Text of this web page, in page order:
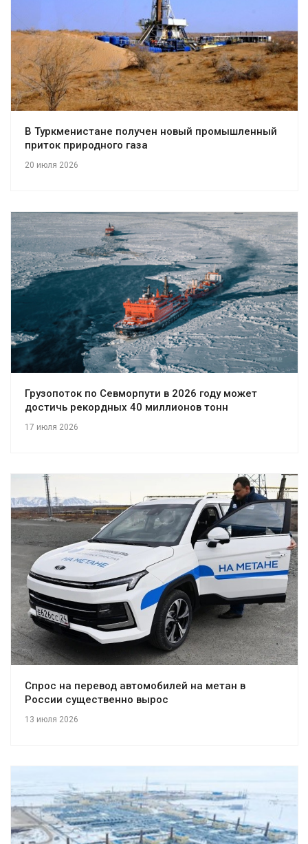
В Туркменистане получен новый промышленный
приток природного газа
20 июля 2026
Грузопоток по Севморпути в 2026 году может
достичь рекордных 40 миллионов тонн
17 июля 2026
Спрос на перевод автомобилей на метан в
России существенно вырос
13 июля 2026